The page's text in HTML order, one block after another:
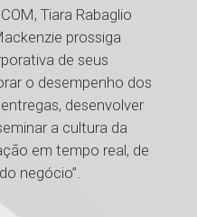
Tiara Rabaglio
prossiga
de seus
o desempenho dos
desenvolver
a cultura da
em tempo real, de
negócio”.